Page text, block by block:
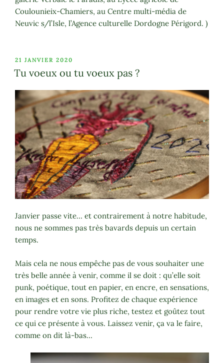
Coulounieix-Chamiers, au Centre multi-média de
Neuvic s/l’Isle, l’Agence culturelle Dordogne Périgord. )
PUBLIÉ
LE
21 JANVIER 2020
Tu voeux ou tu voeux pas ?
Janvier passe vite… et contrairement à notre habitude,
nous ne sommes pas très bavards depuis un certain
temps.
Mais cela ne nous empêche pas de vous souhaiter une
très belle année à venir, comme il se doit : qu’elle soit
punk, poétique, tout en papier, en encre, en sensations,
en images et en sons. Profitez de chaque expérience
pour rendre votre vie plus riche, testez et goûtez tout
ce qui ce présente à vous. Laissez venir, ça va le faire,
comme on dit là-bas…